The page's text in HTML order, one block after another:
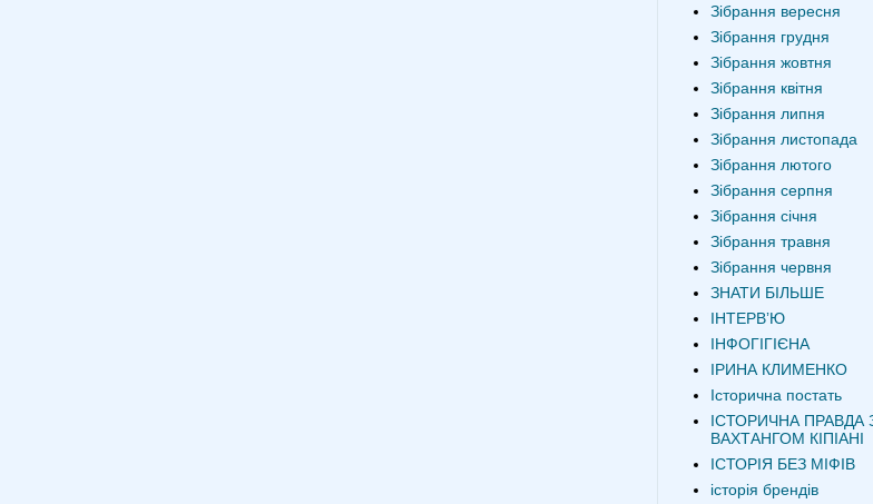
Зібрання вересня
Зібрання грудня
Зібрання жовтня
Зібрання квітня
Зібрання липня
Зібрання листопада
Зібрання лютого
Зібрання серпня
Зібрання січня
Зібрання травня
Зібрання червня
ЗНАТИ БІЛЬШЕ
ІНТЕРВʼЮ
ІНФОГІГІЄНА
ІРИНА КЛИМЕНКО
Історична постать
ІСТОРИЧНА ПРАВДА
ВАХТАНГОМ КІПІАНІ
ІСТОРІЯ БЕЗ МІФІВ
історія брендів